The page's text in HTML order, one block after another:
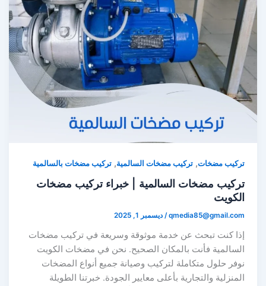
تركيب مضخات,تركيب مضخات السالمية,تركيب مضخات بالسالمية
تركيب مضخات السالمية | خبراء تركيب مضخات
الكويت
qmedia85@gmail.com
/ديسمبر 1, 2025
إذا كنت تبحث عن خدمة موثوقة وسريعة في تركيب مضخات
السالمية فأنت بالمكان الصحيح. نحن في مضخات الكويت
نوفر حلول متكاملة لتركيب وصيانة جميع أنواع المضخات
المنزلية والتجارية بأعلى معايير الجودة. خبرتنا الطويلة